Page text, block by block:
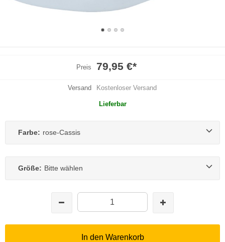
Preis 79,95 €*
Versand Kostenloser Versand
Lieferbar
Farbe: rose-Cassis
Größe: Bitte wählen
In den Warenkorb